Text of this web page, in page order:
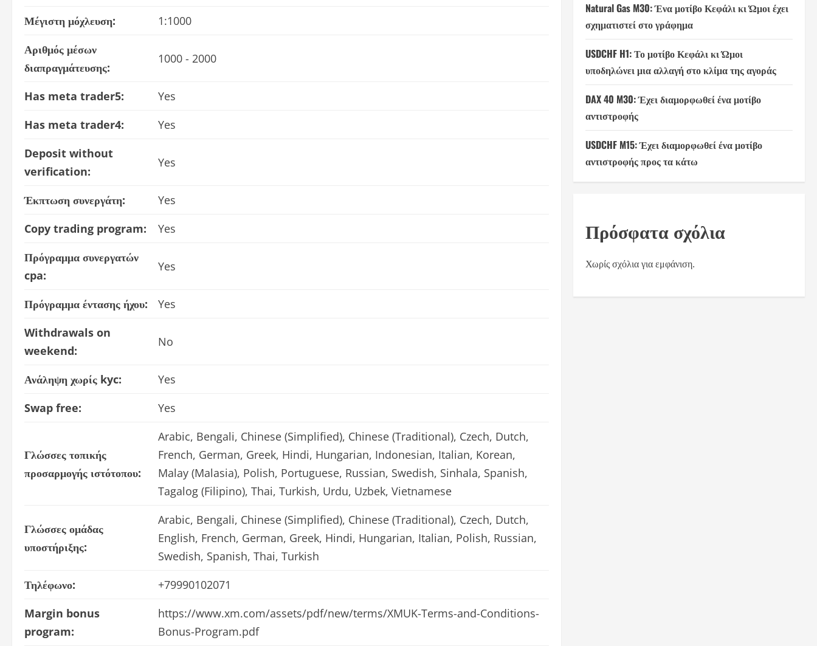
Μέγιστη μόχλευση:
1:1000
Αριθμός μέσων
διαπραγμάτευσης:
1000 - 2000
Has meta trader5:
Yes
Has meta trader4:
Yes
Deposit without
verification:
Yes
Έκπτωση συνεργάτη:
Yes
Copy trading program:
Yes
Πρόγραμμα συνεργατών
cpa:
Yes
Πρόγραμμα έντασης ήχου:
Yes
Withdrawals on
weekend:
No
Ανάληψη χωρίς kyc:
Yes
Swap free:
Yes
Γλώσσες τοπικής
προσαρμογής ιστότοπου:
Arabic, Bengali, Chinese (Simplified), Chinese (Traditional), Czech, Dutch,
French, German, Greek, Hindi, Hungarian, Indonesian, Italian, Korean,
Malay (Malasia), Polish, Portuguese, Russian, Swedish, Sinhala, Spanish,
Tagalog (Filipino), Thai, Turkish, Urdu, Uzbek, Vietnamese
Γλώσσες ομάδας
υποστήριξης:
Arabic, Bengali, Chinese (Simplified), Chinese (Traditional), Czech, Dutch,
English, French, German, Greek, Hindi, Hungarian, Italian, Polish, Russian,
Swedish, Spanish, Thai, Turkish
Τηλέφωνο:
+79990102071
Margin bonus
program:
https://www.xm.com/assets/pdf/new/terms/XMUK-Terms-and-Conditions-
Bonus-Program.pdf
Natural Gas M30: Ένα μοτίβο Κεφάλι κι Ώμοι έχει
σχηματιστεί στο γράφημα
USDCHF H1: Το μοτίβο Κεφάλι κι Ώμοι
υποδηλώνει μια αλλαγή στο κλίμα της αγοράς
DAX 40 M30: Έχει διαμορφωθεί ένα μοτίβο
αντιστροφής
USDCHF M15: Έχει διαμορφωθεί ένα μοτίβο
αντιστροφής προς τα κάτω
Πρόσφατα σχόλια
Χωρίς σχόλια για εμφάνιση.